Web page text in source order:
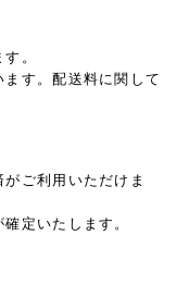
。
す。配送料に関して
ご利用いただけま
定いたします。